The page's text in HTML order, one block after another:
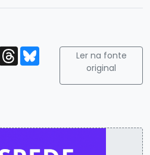
ThreadsBlueskyLer na fonte
original